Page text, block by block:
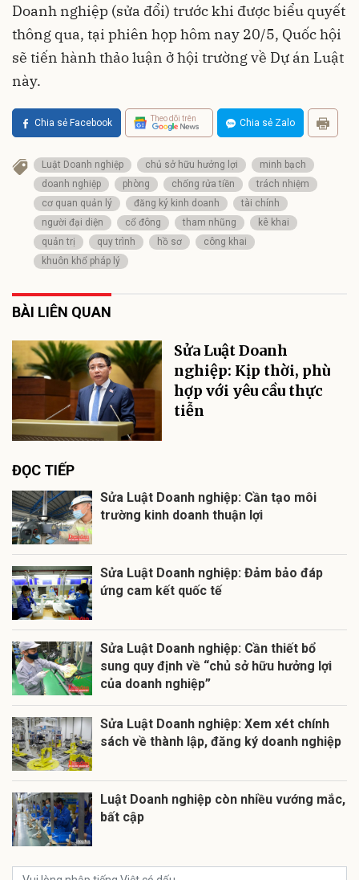
Doanh nghiệp (sửa đổi) trước khi được biểu quyết
thông qua, tại phiên họp hôm nay 20/5, Quốc hội
sẽ tiến hành thảo luận ở hội trường về Dự án Luật
này.
Chia sẻ Facebook Theo dõi trên Chia sẻ Zalo
Luật Doanh nghiệp chủ sở hữu hưởng lợi
minh bạch
doanh nghiệp
phòng chống rửa tiền
trách nhiệm
cơ quan quản lý
đăng ký kinh doanh
tài chính
người đại diện
cổ đông tham nhũng
kê khai
quản trị
quy trình hồ sơ
công khai
khuôn khổ pháp lý
BÀI LIÊN QUAN
Sửa Luật Doanh
nghiệp: Kịp thời, phù
hợp với yêu cầu thực
tiễn
ĐỌC TIẾP
Sửa Luật Doanh nghiệp: Cần tạo môi
trường kinh doanh thuận lợi
Sửa Luật Doanh nghiệp: Đảm bảo đáp
ứng cam kết quốc tế
Sửa Luật Doanh nghiệp: Cần thiết bổ
sung quy định về “chủ sở hữu hưởng lợi
của doanh nghiệp”
Sửa Luật Doanh nghiệp: Xem xét chính
sách về thành lập, đăng ký doanh nghiệp
Luật Doanh nghiệp còn nhiều vướng mắc,
bất cập